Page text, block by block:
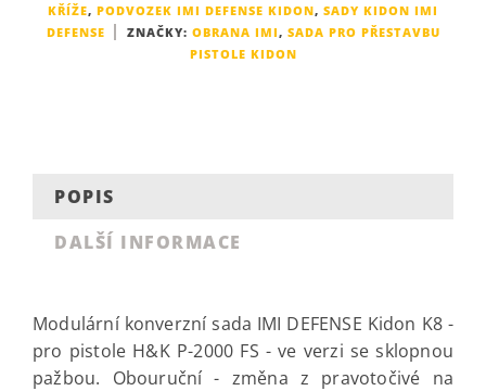
KŘÍŽE, PODVOZEK IMI DEFENSE KIDON, SADY KIDON IMI
DEFENSE
ZNAČKY: OBRANA IMI, SADA PRO PŘESTAVBU
PISTOLE KIDON
POPIS
DALŠÍ INFORMACE
Modulární konverzní sada IMI DEFENSE Kidon K8 -
pro pistole H&K P-2000 FS - ve verzi se sklopnou
pažbou. Obouruční - změna z pravotočivé na